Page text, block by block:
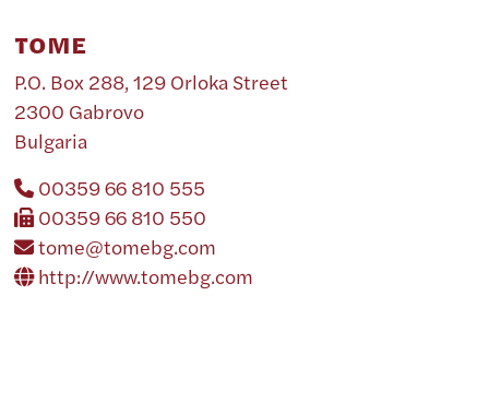
TOME
P.O. Box 288, 129 Orloka Street
2300 Gabrovo
Bulgaria
00359 66 810 555
00359 66 810 550
tome@tomebg.com
http://www.tomebg.com